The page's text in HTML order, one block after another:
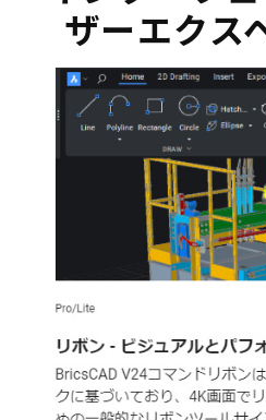
ザーエクス